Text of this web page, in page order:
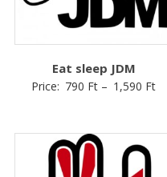
Eat sleep JDM
Price: 790 Ft – 1,590 Ft